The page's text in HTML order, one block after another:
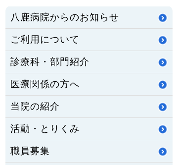
八鹿病院からのお知らせ
ご利用について
診療科・部門紹介
医療関係の方へ
当院の紹介
活動・とりくみ
職員募集